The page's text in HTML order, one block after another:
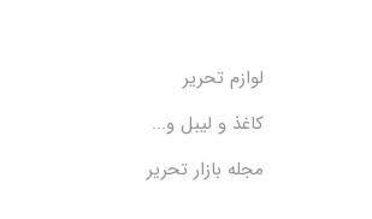
لوازم تحریر
کاغذ و لیبل و...
مجله بازار تحریر